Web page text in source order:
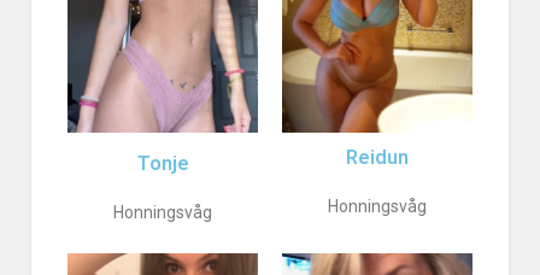
Tonje
Honningsvåg
Reidun
Honningsvåg